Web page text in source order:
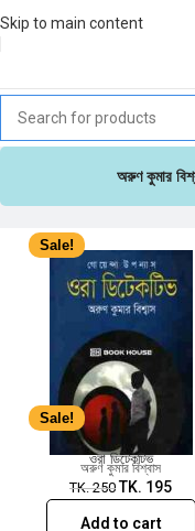
Skip to main content
অরুণ কুমার
Sale!
ওরা ডিটেকটিভ
অরুণ কুমার বিশ্বাস
TK.250 TK. 195
Add to cart
Sale!